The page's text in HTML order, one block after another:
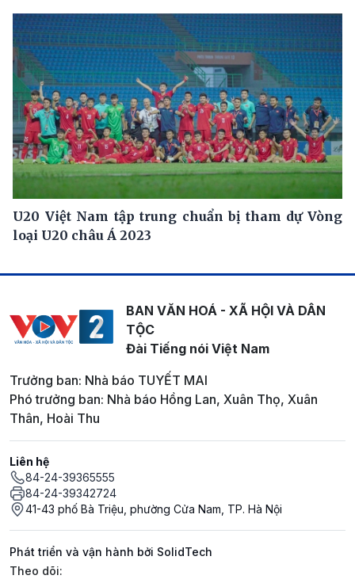
U20 Việt Nam tập trung chuẩn bị tham dự Vòng
loại U20 châu Á 2023
BAN VĂN HOÁ - XÃ HỘI VÀ DÂN
TỘC
Đài Tiếng nói Việt Nam
Trưởng ban: Nhà báo TUYẾT MAI
Phó trưởng ban: Nhà báo Hồng Lan, Xuân Thọ, Xuân
Thân, Hoài Thu
Liên hệ
84-24-39365555
84-24-39342724
41-43 phố Bà Triệu, phường Cửa Nam, TP. Hà Nội
Phát triển và vận hành bởi SolidTech
Mạng xã hội
Theo dõi: